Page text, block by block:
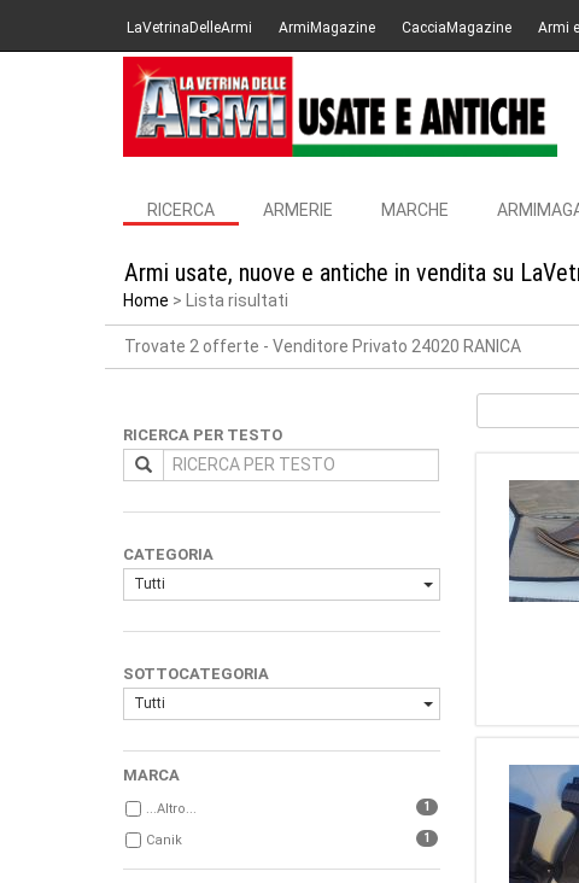
LaVetrinaDelleArmi ArmiMagazine CacciaMagazine Armi
RICERCA ARMERIE MARCHE
Armi usate, nuove e antiche in vendita su
Home Lista risultati
Trovate 2 offerte - Venditore Privato 24020 RANICA
RICERCA PER TESTO
CATEGORIA
Tutti
SOTTOCATEGORIA
Tutti
MARCA
...Altro... 1
Canik 1